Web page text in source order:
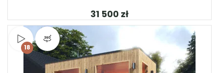
zł
Obejrzyj wideo
18
Widok produktu 360°